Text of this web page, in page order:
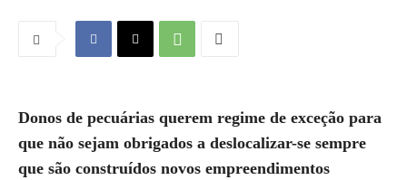
Donos de pecuárias querem regime de exceção para
que não sejam obrigados a deslocalizar-se sempre
que são construídos novos empreendimentos